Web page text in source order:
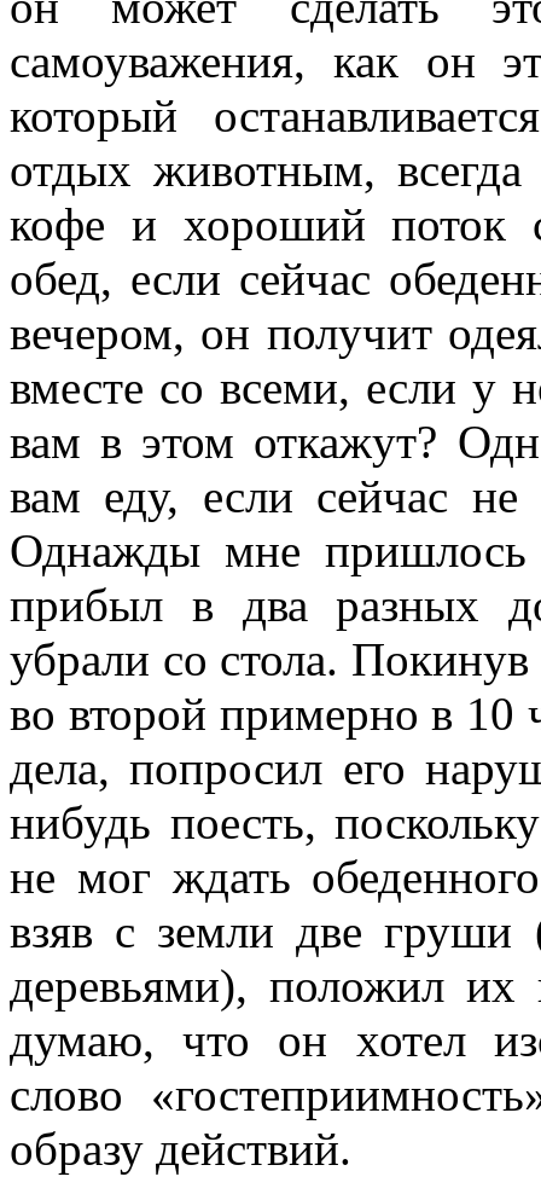
самоуважения, как он
который
отдых животным,
кофе и хороший поток
обед, если сейчас
вечером, он получит
вместе со всеми, если у
вам в этом откажут?
вам еду, если сейчас
Однажды мне пришлось
прибыл в два разных
убрали со стола.
во второй примерно в 10
дела, попросил его
нибудь поесть,
не мог ждать
взяв с земли две груши
деревьями), положил
думаю, что он хотел
слово
образу действий.